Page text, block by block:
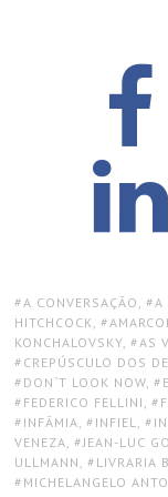
TAGS:
A CONVERSAÇÃO , A
HITCHCOCK,
KONCHALOVSKY, AS
CREPÚSCULO DOS
DON`T LOOK NOW,
FEDERICO FELLINI ,
INFÂMIA, INFIEL,
VENEZA, JEAN-LUC
ULLMANN , LIVRARIA
MICHELANGELO